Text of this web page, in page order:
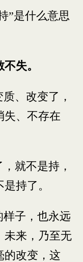
”是什么意思
失。
、改变了，
失、不存在
就不是持，
持了。
样子，也永远
未来，乃至无
的改变，这